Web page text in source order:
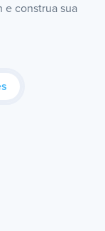
e construa sua